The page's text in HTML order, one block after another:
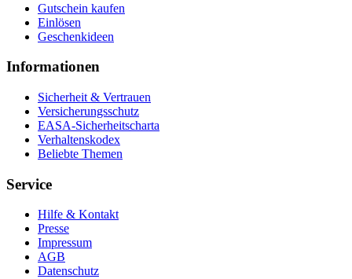
Gutschein kaufen
Einlösen
Geschenkideen
Informationen
Sicherheit & Vertrauen
Versicherungsschutz
EASA-Sicherheitscharta
Verhaltenskodex
Beliebte Themen
Service
Hilfe & Kontakt
Presse
Impressum
AGB
Datenschutz